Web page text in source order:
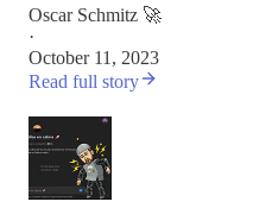
Oscar Schmitz 🚀
·
October 11, 2023
Read full story